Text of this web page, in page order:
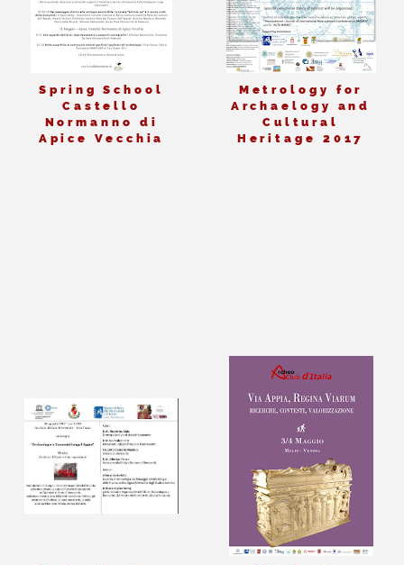
Spring School
Castello
Normanno di
Apice Vecchia
Metrology for
Archaelogy and
Cultural
Heritage 2017